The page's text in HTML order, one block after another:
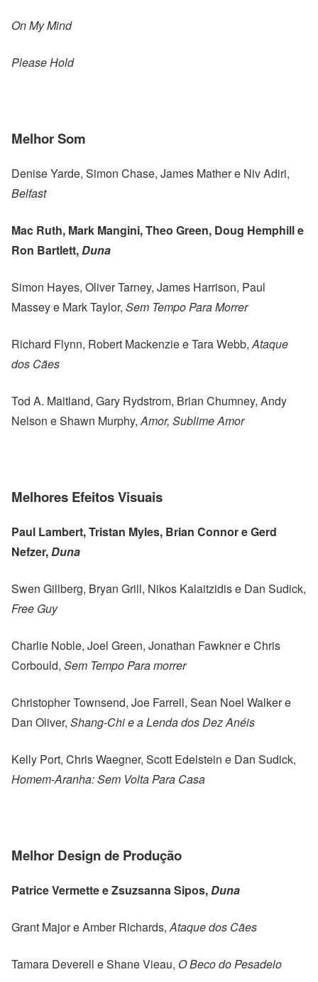
On My Mind
Please Hold
Melhor Som
Denise Yarde, Simon Chase, James Mather e Niv Adiri,
Belfast
Mac Ruth, Mark Mangini, Theo Green, Doug Hemphill e
Ron Bartlett,Duna
Simon Hayes, Oliver Tarney, James Harrison, Paul
Massey e Mark Taylor, Sem Tempo Para Morrer
Richard Flynn, Robert Mackenzie e Tara Webb,Ataque
dos Cães
Tod A. Maitland, Gary Rydstrom, Brian Chumney, Andy
Nelson e Shawn Murphy,Amor, Sublime Amor
Melhores Efeitos Visuais
Paul Lambert, Tristan Myles, Brian Connor e Gerd
Nefzer,Duna
Swen Gillberg, Bryan Grill, Nikos Kalaitzidis e Dan Sudick,
Free Guy
Charlie Noble, Joel Green, Jonathan Fawkner e Chris
Corbould, Sem Tempo Para morrer
Christopher Townsend, Joe Farrell, Sean Noel Walker e
Dan Oliver, Shang-Chi e a Lenda dos Dez Anéis
Kelly Port, Chris Waegner, Scott Edelstein e Dan Sudick,
Homem-Aranha: Sem Volta Para Casa
Melhor Design de Produção
Patrice Vermette e Zsuzsanna Sipos,Duna
Grant Major e Amber Richards, Ataque dos Cães
Tamara Deverell e Shane Vieau, O Beco do Pesadelo